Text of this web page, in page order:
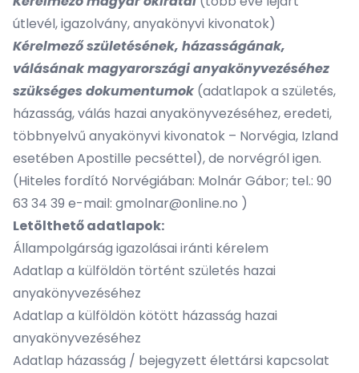
útlevél, igazolvány, anyakönyvi kivonatok)
Kérelmező születésének, házasságának,
válásának magyarországi anyakönyvezéséhez
szükséges dokumentumok (adatlapok a születés,
házasság, válás hazai anyakönyvezéséhez, eredeti,
többnyelvű anyakönyvi kivonatok – Norvégia, Izland
esetében Apostille pecséttel), de norvégról igen.
(Hiteles fordító Norvégiában: Molnár Gábor; tel.: 90
63 34 39 e-mail: gmolnar@online.no )
Letölthető adatlapok:
Állampolgárság igazolásai iránti kérelem
Adatlap a külföldön történt születés hazai
anyakönyvezéséhez
Adatlap a külföldön kötött házasság hazai
anyakönyvezéséhez
Adatlap házasság / bejegyzett élettársi kapcsolat